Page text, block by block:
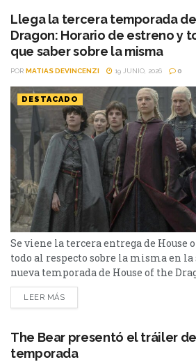
Llega la tercera temporada
Dragon: Horario de estreno y
que saber sobre la misma
POR MATIAS DEVINCENZI 19 JUNIO, 2026 0
DESTACADO
Se viene la tercera entrega de House
todo al respecto sobre la misma en
nueva temporada de House of the
episodios que se emitirán
que finalice el 9 de agosto. Basada en
LEER MÁS
The Bear presentó el tráiler
temporada